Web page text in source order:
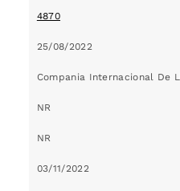
4870
25/08/2022
Compania Internacional De
NR
NR
03/11/2022